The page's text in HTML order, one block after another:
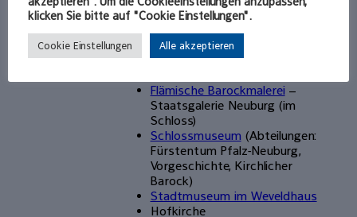
Fresken u. Sgraffiti,
Muschelgrotte)
Schlosskapelle mit
Flämische Barockmalerei –
Staatsgalerie Neuburg (im
Schloss)
Schlossmuseum (Abteilungen:
Fürstentum Pfalz-Neuburg,
Vorgeschichte, Kirchlicher
Barock)
Stadtmuseum im Weveldhaus
Hofkirche
klicken Sie bitte auf "Cookie Einstellungen".
Cookie Einstellungen Alle akzeptieren